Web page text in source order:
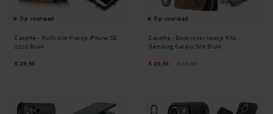
Op voorraad
CaseMe - Multi-slot Hoesje iPhone SE
2020 Bruin
€ 29,95
Op voorraad
CaseMe - Bookcover hoesje Rits
Samsung Galaxy S24 Bruin
€ 20,95